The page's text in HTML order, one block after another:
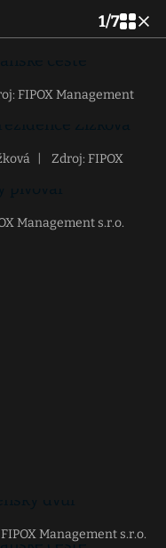
1/7
FIPOX Management
Zdroj: FIPOX
Management s.r.o.
Management s.r.o.